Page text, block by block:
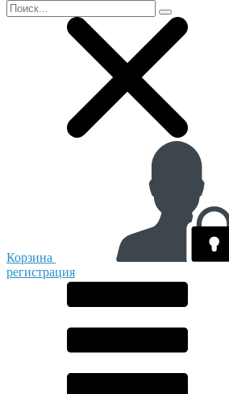
Корзина
регистрация